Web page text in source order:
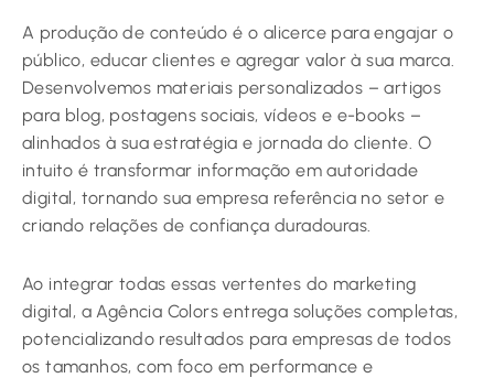
A produção de conteúdo é o alicerce para engajar o
público, educar clientes e agregar valor à sua marca.
Desenvolvemos materiais personalizados – artigos
para blog, postagens sociais, vídeos e e-books –
alinhados à sua estratégia e jornada do cliente. O
intuito é transformar informação em autoridade
digital, tornando sua empresa referência no setor e
criando relações de confiança duradouras.
Ao integrar todas essas vertentes do marketing
digital, a Agência Colors entrega soluções completas,
potencializando resultados para empresas de todos
os tamanhos, com foco em performance e